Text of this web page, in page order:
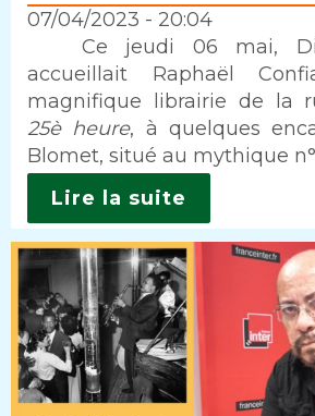
07/04/2023 - 20:04
Ce jeudi 06 mai,
accueillait Raphaël
magnifique librairie de la
25è heure, à quelques
Blomet, situé au mythique
Lire la suite